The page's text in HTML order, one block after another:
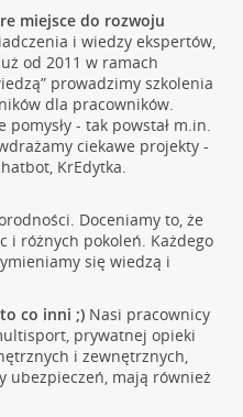
miejsce do rozwoju
i wiedzy ekspertów,
od 2011 w ramach
prowadzimy szkolenia
dla pracowników.
- tak powstał m.in.
ciekawe projekty -
KrEdytka.
Doceniamy to, że
i różnych pokoleń. Każdego
się wiedzą i
co inni ;)Nasi pracownicy
prywatnej opieki
i zewnętrznych,
ubezpieczeń, mają również